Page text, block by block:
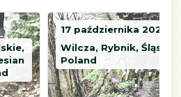
17 października 2026
Wilcza, Rybnik, Śląskie,
Poland